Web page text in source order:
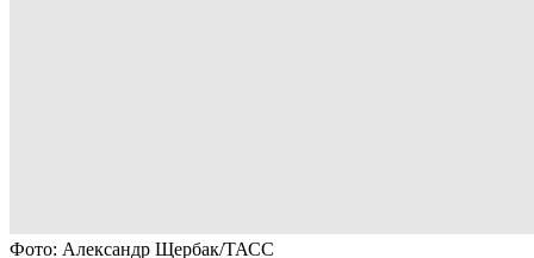
Фото: Александр Щербак/ТАСС